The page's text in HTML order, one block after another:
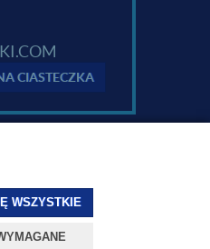
WSZYSTKIE
CIASTECZKA